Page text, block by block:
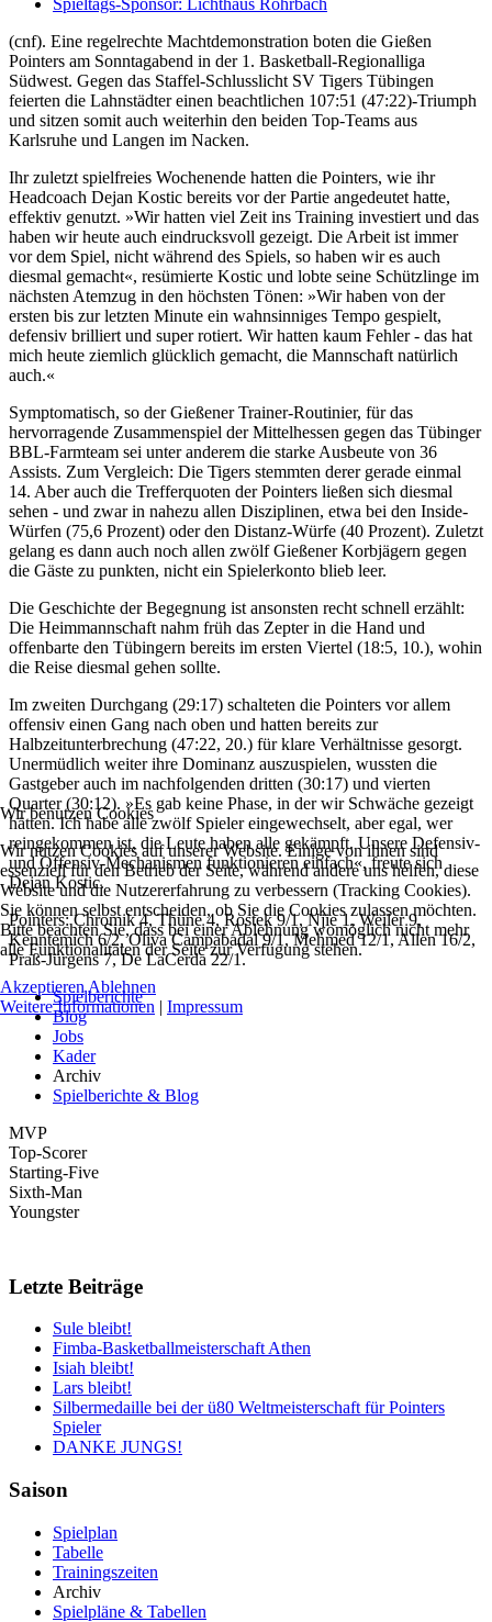
(cnf). Eine regelrechte Machtdemonstration boten die Gießen
Pointers am Sonntagabend in der 1. Basketball-Regionalliga
Südwest. Gegen das Staffel-Schlusslicht SV Tigers Tübingen
feierten die Lahnstädter einen beachtlichen 107:51 (47:22)-Triumph
und sitzen somit auch weiterhin den beiden Top-Teams aus
Karlsruhe und Langen im Nacken.
Ihr zuletzt spielfreies Wochenende hatten die Pointers, wie ihr
Headcoach Dejan Kostic bereits vor der Partie angedeutet hatte,
effektiv genutzt. »Wir hatten viel Zeit ins Training investiert und das
haben wir heute auch eindrucksvoll gezeigt. Die Arbeit ist immer
vor dem Spiel, nicht während des Spiels, so haben wir es auch
diesmal gemacht«, resümierte Kostic und lobte seine Schützlinge im
nächsten Atemzug in den höchsten Tönen: »Wir haben von der
ersten bis zur letzten Minute ein wahnsinniges Tempo gespielt,
defensiv brilliert und super rotiert. Wir hatten kaum Fehler - das hat
mich heute ziemlich glücklich gemacht, die Mannschaft natürlich
auch.«
Symptomatisch, so der Gießener Trainer-Routinier, für das
hervorragende Zusammenspiel der Mittelhessen gegen das Tübinger
BBL-Farmteam sei unter anderem die starke Ausbeute von 36
Assists. Zum Vergleich: Die Tigers stemmten derer gerade einmal
14. Aber auch die Trefferquoten der Pointers ließen sich diesmal
sehen - und zwar in nahezu allen Disziplinen, etwa bei den Inside-
Würfen (75,6 Prozent) oder den Distanz-Würfe (40 Prozent). Zuletzt
gelang es dann auch noch allen zwölf Gießener Korbjägern gegen
die Gäste zu punkten, nicht ein Spielerkonto blieb leer.
Die Geschichte der Begegnung ist ansonsten recht schnell erzählt:
Die Heimmannschaft nahm früh das Zepter in die Hand und
offenbarte den Tübingern bereits im ersten Viertel (18:5, 10.), wohin
die Reise diesmal gehen sollte.
Im zweiten Durchgang (29:17) schalteten die Pointers vor allem
offensiv einen Gang nach oben und hatten bereits zur
Halbzeitunterbrechung (47:22, 20.) für klare Verhältnisse gesorgt.
Unermüdlich weiter ihre Dominanz auszuspielen, wussten die
Gastgeber auch im nachfolgenden dritten (30:17) und vierten
Quarter (30:12). »Es gab keine Phase, in der wir Schwäche gezeigt
hätten. Ich habe alle zwölf Spieler eingewechselt, aber egal, wer
reingekommen ist, die Leute haben alle gekämpft. Unsere Defensiv-
und Offensiv-Mechanismen funktionieren einfach«, freute sich
Dejan Kostic.
Pointers: Chromik 4, Thüne 4, Rostek 9/1, Njie 1, Weiler 9,
Kenntemich 6/2, Oliva Campabadal 9/1, Mehmed 12/1, Allen 16/2,
Praß-Jürgens 7, De LaCerda 22/1.
Spielberichte
Blog
Jobs
Kader
Archiv
Spielberichte & Blog
MVP
Top-Scorer
Starting-Five
Sixth-Man
Youngster
Letzte Beiträge
Sule bleibt!
Fimba-Basketballmeisterschaft Athen
Isiah bleibt!
Lars bleibt!
Silbermedaille bei der ü80 Weltmeisterschaft für Pointers
Spieler
DANKE JUNGS!
Saison
Spielplan
Tabelle
Trainingszeiten
Archiv
Spielpläne & Tabellen
Wir benutzen Cookies
Wir nutzen Cookies auf unserer Website. Einige von ihnen sind
essenziell für den Betrieb der Seite, während andere uns helfen, diese
Website und die Nutzererfahrung zu verbessern (Tracking Cookies).
Sie können selbst entscheiden, ob Sie die Cookies zulassen möchten.
Bitte beachten Sie, dass bei einer Ablehnung womöglich nicht mehr
alle Funktionalitäten der Seite zur Verfügung stehen.
AkzeptierenAblehnen
Weitere Informationen | Impressum